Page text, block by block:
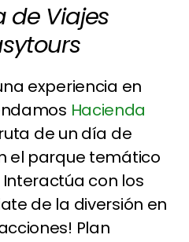
de Viajes
experiencia en
Hacienda
de un día de
el parque temático
con los
de la diversión en
Plan